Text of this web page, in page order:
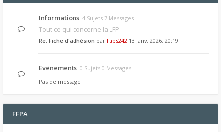
Informations 4 Sujets 7 Messages
Tout ce qui concerne la LFP
Re: Fiche d'adhésion par Fabs242 13 janv. 2026, 20:19
Evènements 0 Sujets 0 Messages
Pas de message
FFPA